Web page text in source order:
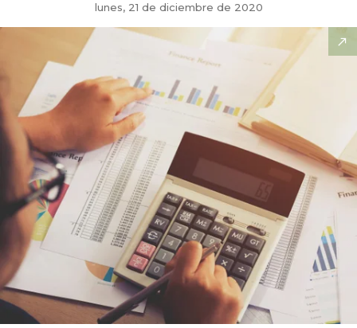
lunes, 21 de diciembre de 2020